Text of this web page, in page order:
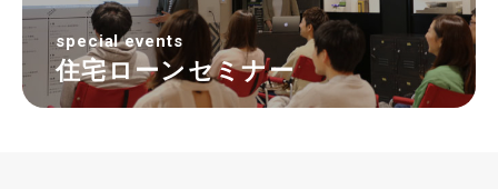
special events
住宅ローンセミナー